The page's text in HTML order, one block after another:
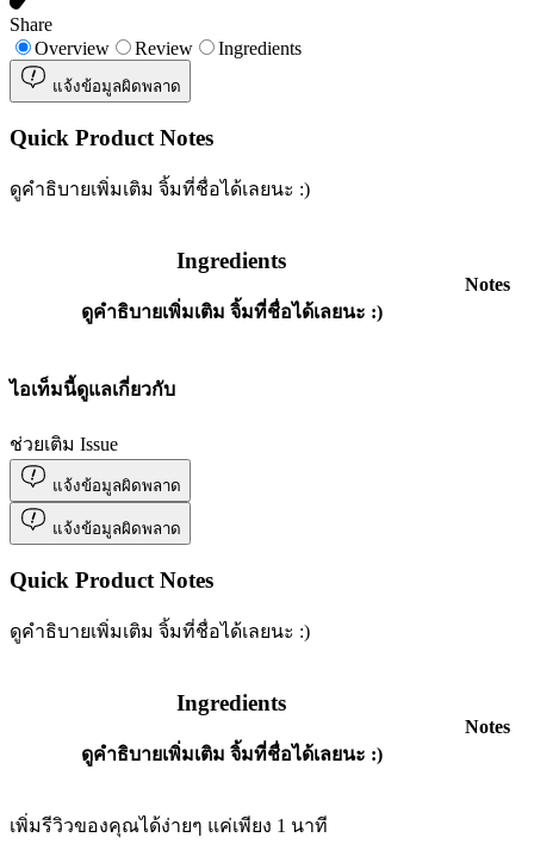
Share
Overview
Review Ingredients
แจ้งข้อมูลผิดพลาด
Quick Product Notes
ดูคำธิบายเพิ่มเติม จิ้มที่ชื่อได้เลยนะ :)
Ingredients
ดูคำธิบายเพิ่มเติม จิ้มที่ชื่อได้เลยนะ :)
Notes
ไอเท็มนี้ดูแลเกี่ยวกับ
ช่วยเติม Issue
แจ้งข้อมูลผิดพลาด
แจ้งข้อมูลผิดพลาด
Quick Product Notes
ดูคำธิบายเพิ่มเติม จิ้มที่ชื่อได้เลยนะ :)
Ingredients
ดูคำธิบายเพิ่มเติม จิ้มที่ชื่อได้เลยนะ :)
Notes
เพิ่มรีวิวของคุณได้ง่ายๆ แค่เพียง 1 นาที